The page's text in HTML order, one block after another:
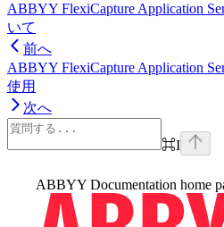
ABBYY FlexiCapture Application
いて
前へ
ABBYY FlexiCapture Application
使用
次へ
⌘I
ABBYY Documentation home